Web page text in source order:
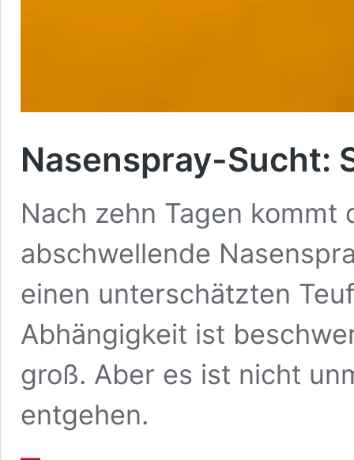
Nasenspray-Sucht:
Nach zehn Tagen kommt
abschwellende
einen unterschätzten
Abhängigkeit ist
groß. Aber es ist nicht
entgehen.